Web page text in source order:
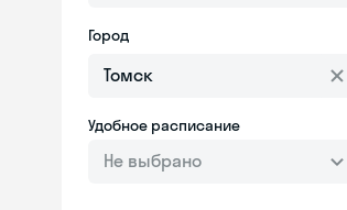
Город
Удобное расписание
Не выбрано